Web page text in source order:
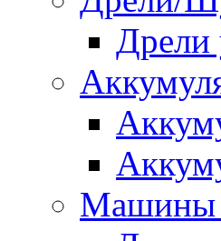
Дрели
Машины